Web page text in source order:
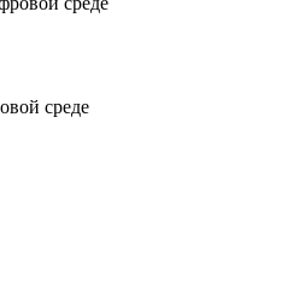
среде